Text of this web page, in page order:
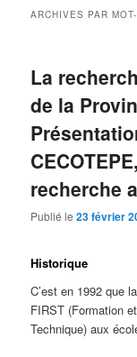
ARCHIVES PAR
La
de la
recherche
Publié le23 février
Historique
C’est en 1992 que
FIRST (Formation
Technique) aux